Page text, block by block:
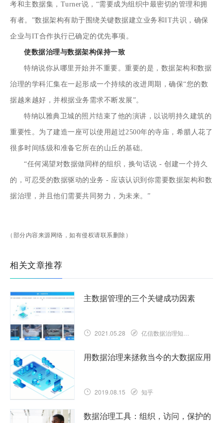
考和主数据集，Turner说，“需要成为组织中最密切的管理和拥
有者。”数据架构有助于围绕关键数据建立业务和IT共识，确保
企业与IT合作执行已确定的优先事项。
使数据治理与数据架构保持一致
特纳说你从哪里开始并不重要。重要的是，数据架构和数据
治理的学科汇集在一起形成一个持续的改进周期，确保“您的数
据越来越好，并根据业务需求不断发展”。
特纳以雅典卫城的照片结束了他的演讲，以说明持久建筑的
重要性。为了建造一座可以使用超过2500年的寺庙，希腊人花了
很多时间练级和准备它所在的山丘的基础。
“任何渴望对数据做同样的组织，换句话说 - 创建一个持久
的，可忍受的数据驱动的业务 - 应该认识到你需要数据架构和数
据治理，并且他们需要共同努力，为未来。”
（部分内容来源网络，如有侵权请联系删除）
相关文章推荐
主数据管理的三个关键成功因素
2021.05.28 亿信数据治理知识库
用数据治理来拯救当今的大数据应用
2019.08.15 知乎
数据治理工具：组织，访问，保护的